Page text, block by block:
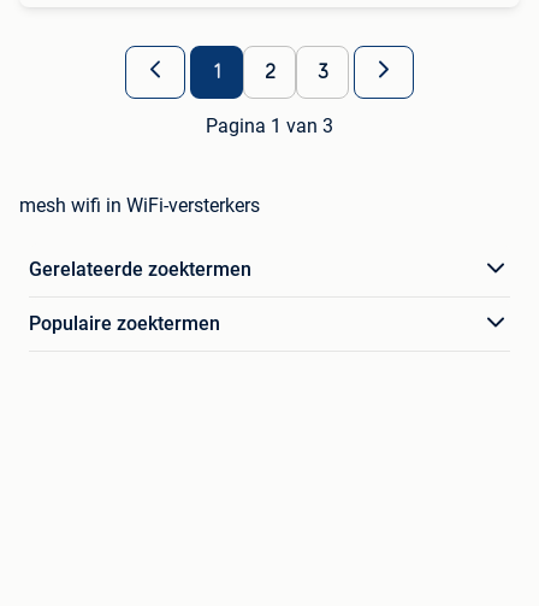
1 2 3
Pagina 1 van 3
mesh wifi in WiFi-versterkers
Gerelateerde zoektermen
Populaire zoektermen